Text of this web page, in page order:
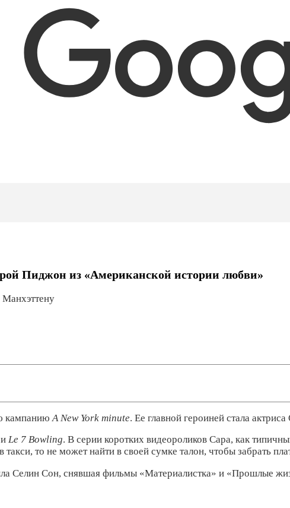
Пиджон из «Американской истории любви»
Манхэттену
кампанию A New York minute. Ее главной героиней стала
и Le 7 Bowling. В серии коротких видеороликов Сара, как
то не может найти в своей сумке талон, чтобы забрать
Селин Сон, снявшая фильмы «Материалистка» и «Прошлые